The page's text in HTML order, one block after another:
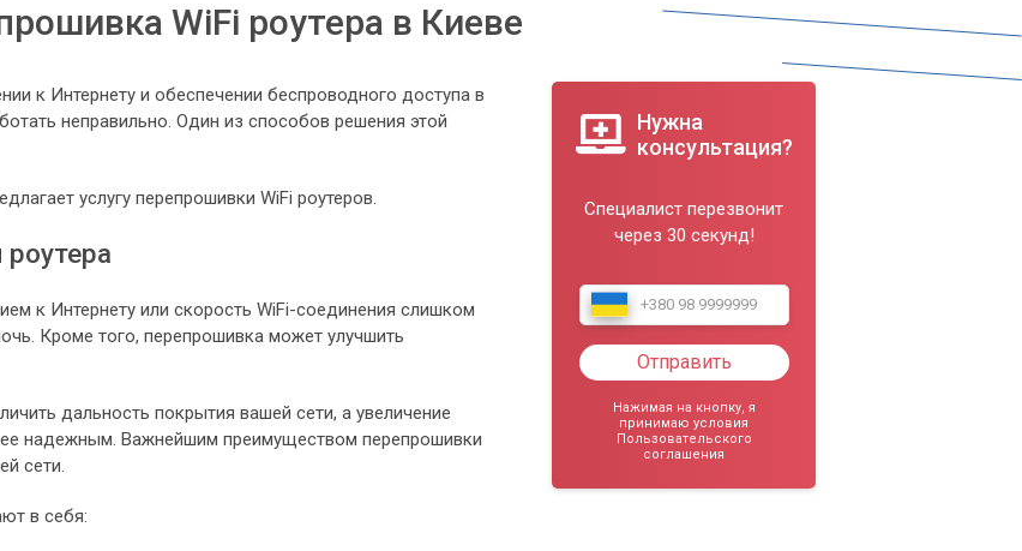
WiFi роутера в Киеве
к Интернету и обеспечении беспроводного доступа в
неправильно. Один из способов решения этой
услугу перепрошивки WiFi роутеров.
к Интернету или скорость WiFi-соединения слишком
Кроме того, перепрошивка может улучшить
дальность покрытия вашей сети, а увеличение
надежным. Важнейшим преимуществом перепрошивки
сети.
в себя:
Нужна
консультация?
Специалист перезвонит
через 30 секунд!
Отправить
Нажимая на кнопку, я
принимаю условия
Пользовательского
соглашения